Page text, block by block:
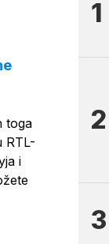
toga
RTL-
i